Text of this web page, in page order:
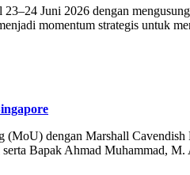
Juni 2026 dengan
momentum strategis untuk
dengan Marshall
Bapak Ahmad Muhammad, M.